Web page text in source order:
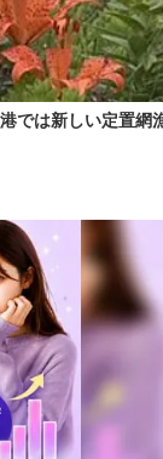
では新しい定置網